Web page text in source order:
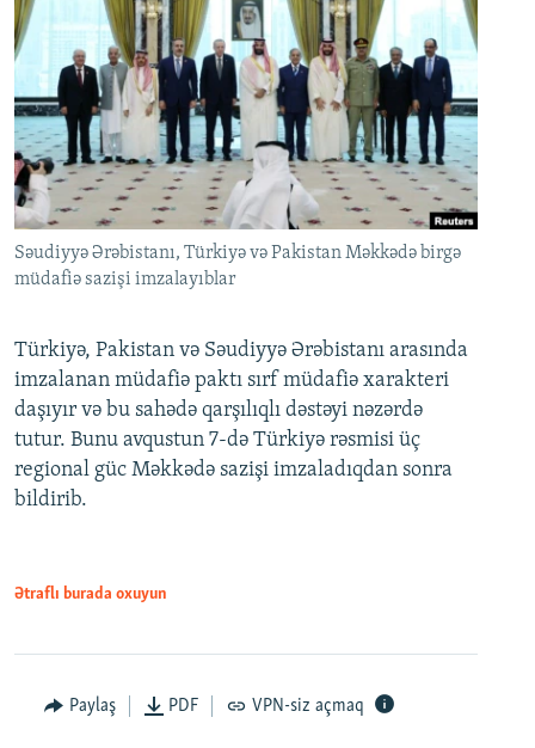
Səudiyyə Ərəbistanı, Türkiyə və Pakistan Məkkədə birgə
müdafiə sazişi imzalayıblar
Türkiyə, Pakistan və Səudiyyə Ərəbistanı arasında
imzalanan müdafiə paktı sırf müdafiə xarakteri
daşıyır və bu sahədə qarşılıqlı dəstəyi nəzərdə
tutur. Bunu avqustun 7-də Türkiyə rəsmisi üç
regional güc Məkkədə sazişi imzaladıqdan sonra
bildirib.
Ətraflı burada oxuyun
Paylaş PDF VPN-siz açmaq